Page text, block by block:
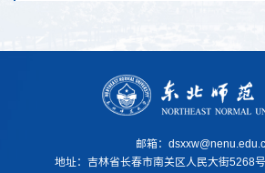
邮箱：
地址： 吉林省长春市南关区人民大街5268